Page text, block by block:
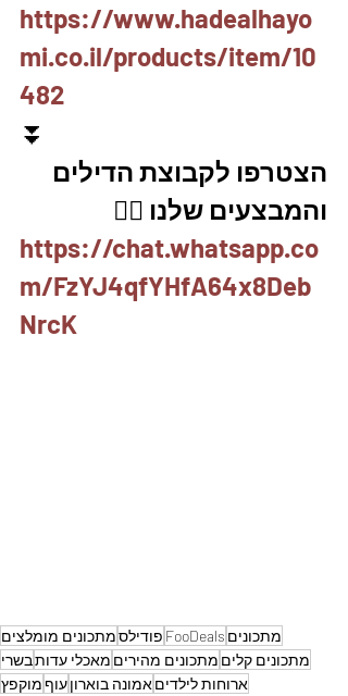
https://www.hadealhayo
mi.co.il/products/item/10
482
⏬
הצטרפו לקבוצת הדילים
והמבצעים שלנו 👇🏽
https://chat.whatsapp.co
m/FzYJ4qfYHfA64x8Deb
NrcK
מתכונים FooDeals פודילסמתכונים מומלצים
מתכונים קלים מתכונים מהירים מאכלי עדותבשרי
ארוחות לילדיםאמונה בוארוןעוףמוקפץ